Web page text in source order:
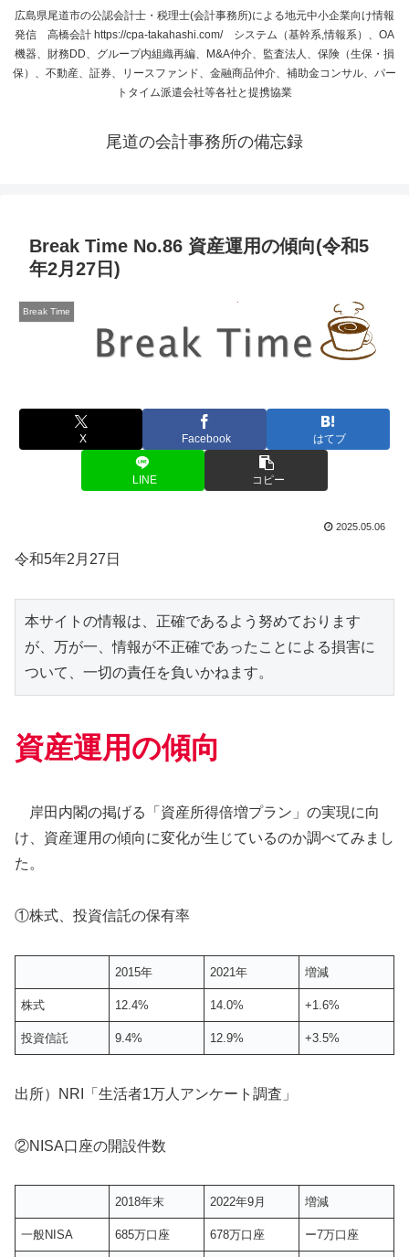
広島県尾道市の公認会計士・税理士(会計事務所)による地元中小企業向け情報
発信 高橋会計 https://cpa-takahashi.com/ システム（基幹系,情報系）、OA
機器、財務DD、グループ内組織再編、M&A仲介、監査法人、保険（生保・損
保）、不動産、証券、リースファンド、金融商品仲介、補助金コンサル、パー
トタイム派遣会社等各社と提携協業
尾道の会計事務所の備忘録
Break Time No.86 資産運用の傾向(令和5
年2月27日)
Break Time
X Facebook はてブ
LINE コピー
2025.05.06
令和5年2月27日
本サイトの情報は、正確であるよう努めております
が、万が一、情報が不正確であったことによる損害に
ついて、一切の責任を負いかねます。
資産運用の傾向
岸田内閣の掲げる「資産所得倍増プラン」の実現に向
け、資産運用の傾向に変化が生じているのか調べてみまし
た。
①株式、投資信託の保有率
2015年 2021年 増減
株式 12.4% 14.0% +1.6%
投資信託 9.4% 12.9% +3.5%
出所）NRI「生活者1万人アンケート調査」
②NISA口座の開設件数
2018年末 2022年9月 増減
一般NISA 685万口座 678万口座 ー7万口座